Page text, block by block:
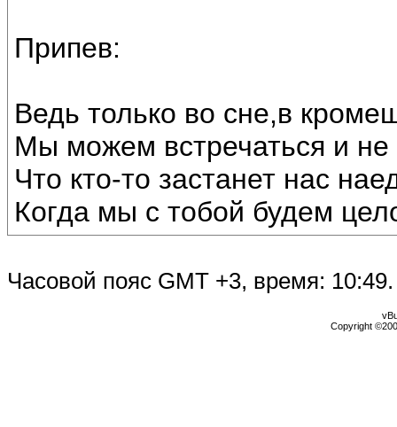
Припев:
Ведь только во сне,в
Мы можем встречаться и не
Что кто-то застанет нас
Когда мы с тобой будем
Часовой пояс GMT +3, время: 10:49.
Copyright